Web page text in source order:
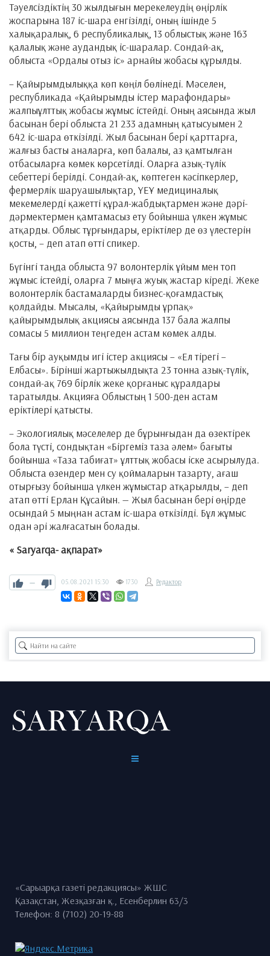
Тәуелсіздіктің 30 жылдығын мерекелеудің өңірлік
жоспарына 187 іс-шара енгізілді, оның ішінде 5
халықаралық, 6 республикалық, 13 облыстық және 163
қалалық және аудандық іс-шаралар. Сондай-ақ,
облыста «Ордалы отыз іс» арнайы жобасы құрылды.
– Қайырымдылыққа көп көңіл бөлінеді. Мәселен,
республикада «Қайырымды істер марафондары»
жалпыұлттық жобасы жұмыс істейді. Оның аясында жыл
басынан бері облыста 21 233 адамның қатысуымен 2
642 іс-шара өткізілді. Жыл басынан бері қарттарға,
жалғыз басты аналарға, көп балалы, аз қамтылған
отбасыларға көмек көрсетілді. Оларға азық-түлік
себеттері берілді. Сондай-ақ, көптеген кәсіпкерлер,
фермерлік шаруашылықтар, ҮЕҰ медициналық
мекемелерді қажетті құрал-жабдықтармен және дәрі-
дәрмектермен қамтамасыз ету бойынша үлкен жұмыс
атқарды. Облыс тұрғындары, еріктілер де өз үлестерін
қосты, – деп атап өтті спикер.
Бүгінгі таңда облыста 97 волонтерлік ұйым мен топ
жұмыс істейді, оларға 7 мыңға жуық жастар кіреді. Жеке
волонтерлік бастамаларды бизнес-қоғамдастық
қолдайды. Мысалы, «Қайырымды ұрпақ»
қайырымдылық акциясы аясында 137 бала жалпы
сомасы 5 миллион теңгеден астам көмек алды.
Тағы бір ауқымды игі істер акциясы – «Ел тірегі –
Елбасы». Бірінші жартыжылдықта 23 тонна азық-түлік,
сондай-ақ 769 бірлік жеке қорғаныс құралдары
таратылды. Акцияға Облыстың 1 500-ден астам
еріктілері қатысты.
– Экологиялық мәселелер де бұрынғыдан да өзектірек
бола түсті, сондықтан «Біргеміз таза әлем» бағыты
бойынша «Таза табиғат» ұлттық жобасы іске асырылуда.
Облыста өзендер мен су қоймаларын тазарту, ағаш
отырғызу бойынша үлкен жұмыстар атқарылды, – деп
атап өтті Ерлан Құсайын. — Жыл басынан бері өңірде
осындай 5 мыңнан астам іс-шара өткізілді. Бұл жұмыс
одан әрі жалғасатын болады.
« Saryarqa-ақпарат»
— 05.08.2021 15:30 1730 Редактор
«Сарыарқа газеті редакциясы» ЖШС
Қазақстан, Жезқазған қ., Есенберлин 63/3
Телефон: 8 (7102) 20-19-88